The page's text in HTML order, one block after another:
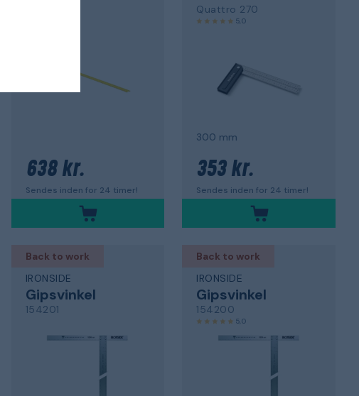
638 kr.
Sendes inden for 24 timer!
Quattro 270
5,0
300 mm
353 kr.
Sendes inden for 24 timer!
Back to work
IRONSIDE
Gipsvinkel
154201
Back to work
IRONSIDE
Gipsvinkel
154200
5,0